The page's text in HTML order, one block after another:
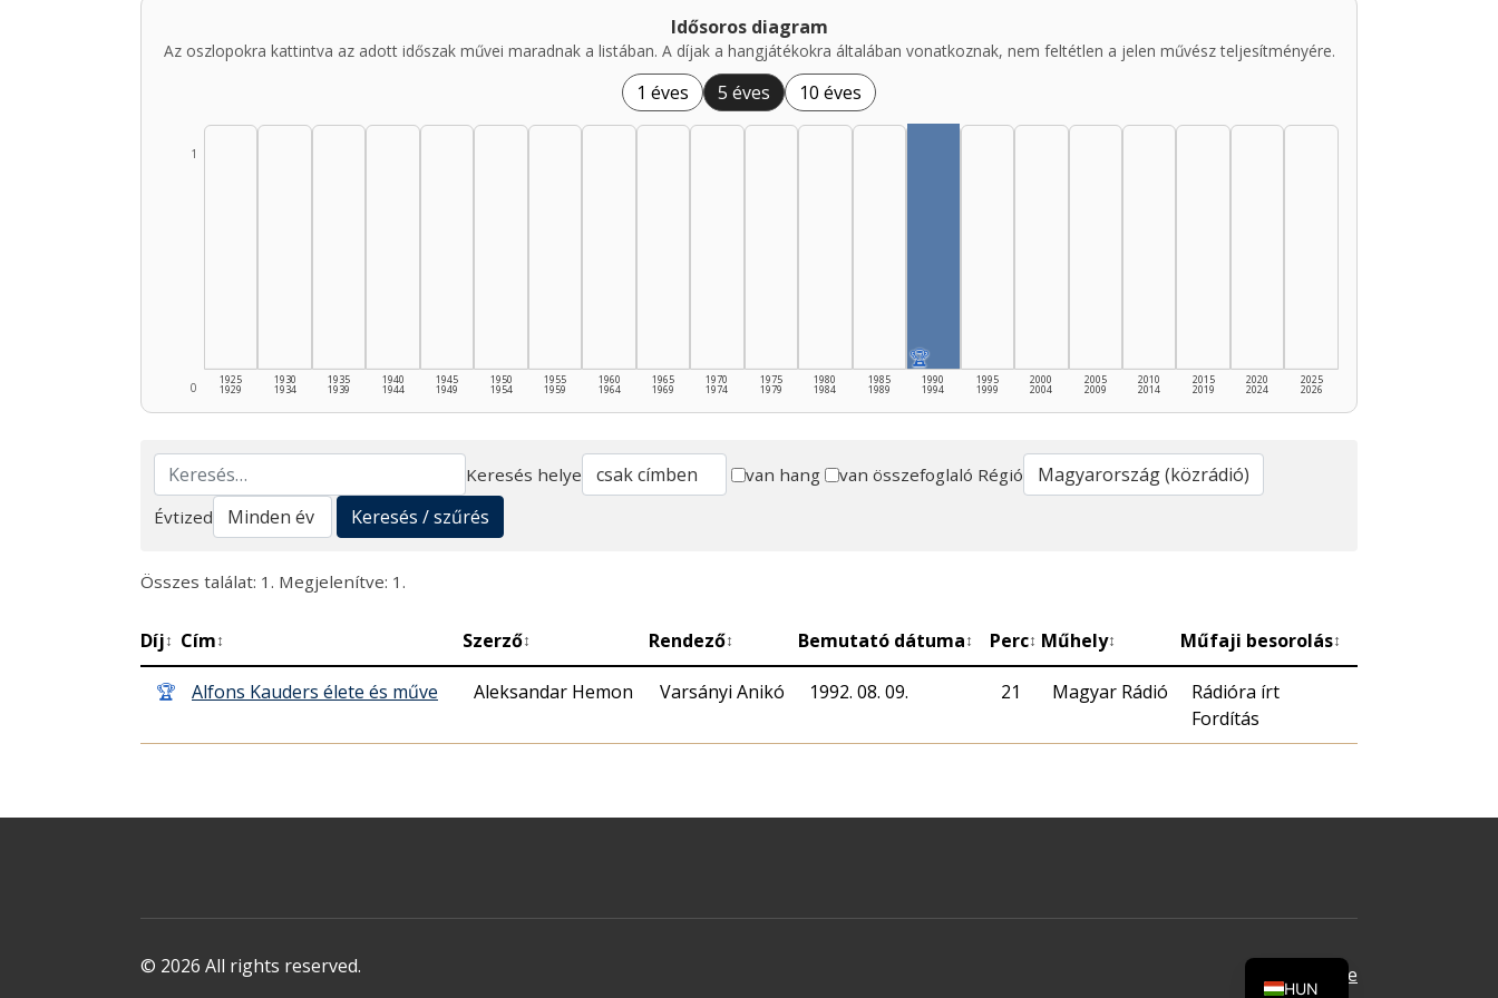
Idősoros diagram
Az oszlopokra kattintva az adott időszak művei maradnak a listában. A díjak a hangjátékokra általában vonatkoznak, nem feltétlen a jelen művész teljesítményére.
1 éves 5 éves 10 éves
0
1
1925
1929
1930
1934
1935
1939
1940
1944
1945
1949
1950
1954
1955
1959
1960
1964
1965
1969
1970
1974
1975
1979
1980
1984
1985
1989
🏆
1990
1994
1995
1999
2000
2004
2005
2009
2010
2014
2015
2019
2020
2024
2025
2026
Keresés
Keresés helye van hang van összefoglaló Régió
Évtized
Keresés / szűrés
Összes találat: 1. Megjelenítve: 1.
Díj↕ Cím↕ Szerző↕ Rendező↕ Bemutató dátuma↕ Perc↕ Műhely↕ Műfaji besorolás↕
🏆 Alfons Kauders élete és műve Aleksandar Hemon Varsányi Anikó 1992. 08. 09. 21 Magyar Rádió
Rádióra írt
Fordítás
© 2026 All rights reserved. Oldal tetejére
HUN